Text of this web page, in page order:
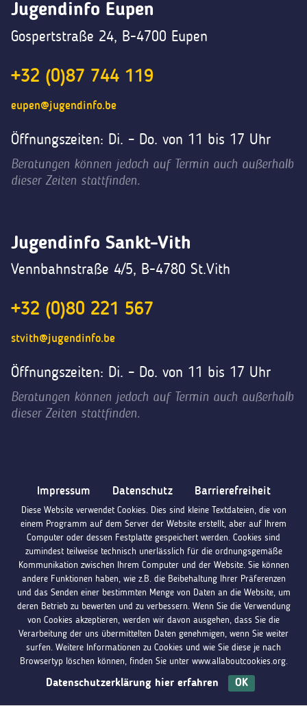
Jugendinfo Eupen
Gospertstraße 24, B-4700 Eupen
+32 (0)87 744 119
eupen@jugendinfo.be
Öffnungszeiten: Di. – Do. von 11 bis 17 Uhr
Beratungen können jedoch auf Termin auch außerhalb
dieser Zeiten stattfinden.
Jugendinfo Sankt-Vith
Vennbahnstraße 4/5, B-4780 St.Vith
+32 (0)80 221 567
stvith@jugendinfo.be
Öffnungszeiten: Di. – Do. von 11 bis 17 Uhr
Beratungen können jedoch auf Termin auch außerhalb
dieser Zeiten stattfinden.
Impressum Datenschutz Barrierefreiheit
Du hast Fragen?Melde dich bei uns
Diese Website verwendet Cookies. Dies sind kleine Textdateien, die von
einem Programm auf dem Server der Website erstellt, aber auf Ihrem
Computer oder dessen Festplatte gespeichert werden. Cookies sind
zumindest teilweise technisch unerlässlich für die ordnungsgemäße
Kommunikation zwischen Ihrem Computer und der Website. Sie können
andere Funktionen haben, wie z.B. die Beibehaltung Ihrer Präferenzen
und das Senden einer bestimmten Menge von Daten an die Website, um
deren Betrieb zu bewerten und zu verbessern. Wenn Sie die Verwendung
von Cookies akzeptieren, werden wir davon ausgehen, dass Sie die
Verarbeitung der uns übermittelten Daten genehmigen, wenn Sie weiter
surfen. Weitere Informationen zu Cookies und wie Sie diese je nach
Browsertyp löschen können, finden Sie unter www.allaboutcookies.org.
Datenschutzerklärung hier erfahren OK